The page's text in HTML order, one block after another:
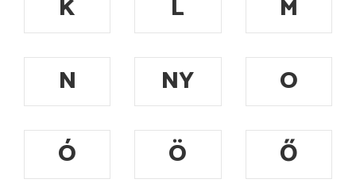
K L
M
N
NY
O
Ó
Ö
Ő